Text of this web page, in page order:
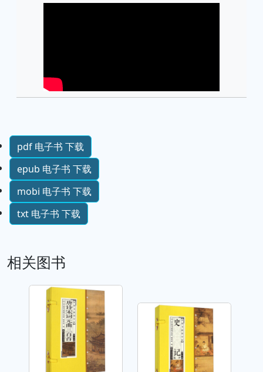
pdf 电子书 下载
epub 电子书 下载
mobi 电子书 下载
txt 电子书 下载
相关图书